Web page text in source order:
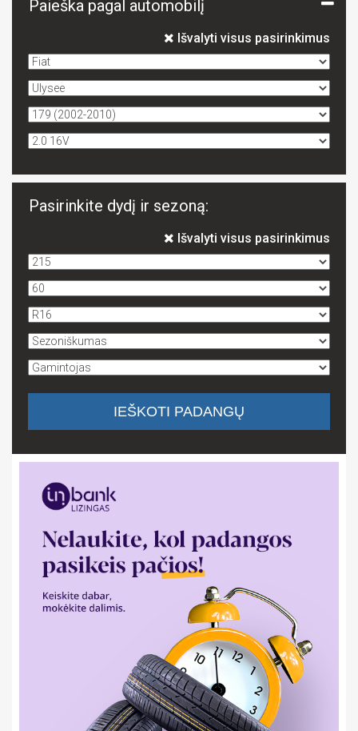
Paieška pagal automobilį
Išvalyti visus pasirinkimus
Pasirinkite dydį ir sezoną:
Išvalyti visus pasirinkimus